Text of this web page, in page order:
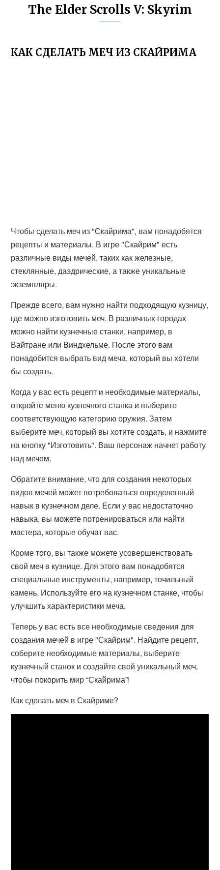
The Elder Scrolls V: Skyrim
КАК СДЕЛАТЬ МЕЧ ИЗ СКАЙРИМА
Чтобы сделать меч из "Скайрима", вам понадобятся
рецепты и материалы. В игре "Скайрим" есть
различные виды мечей, таких как железные,
стеклянные, даэдрические, а также уникальные
экземпляры.
Прежде всего, вам нужно найти подходящую кузницу,
где можно изготовить меч. В различных городах
можно найти кузнечные станки, например, в
Вайтране или Виндхельме. После этого вам
понадобится выбрать вид меча, который вы хотели
бы создать.
Когда у вас есть рецепт и необходимые материалы,
откройте меню кузнечного станка и выберите
соответствующую категорию оружия. Затем
выберите меч, который вы хотите создать, и нажмите
на кнопку "Изготовить". Ваш персонаж начнет работу
над мечом.
Обратите внимание, что для создания некоторых
видов мечей может потребоваться определенный
навык в кузнечном деле. Если у вас недостаточно
навыка, вы можете потренироваться или найти
мастера, которые обучат вас.
Кроме того, вы также можете усовершенствовать
свой меч в кузнице. Для этого вам понадобятся
специальные инструменты, например, точильный
камень. Используйте его на кузнечном станке, чтобы
улучшить характеристики меча.
Теперь у вас есть все необходимые сведения для
создания мечей в игре "Скайрим". Найдите рецепт,
соберите необходимые материалы, выберите
кузнечный станок и создайте свой уникальный меч,
чтобы покорить мир “Скайрима”!
Как сделать меч в Скайриме?